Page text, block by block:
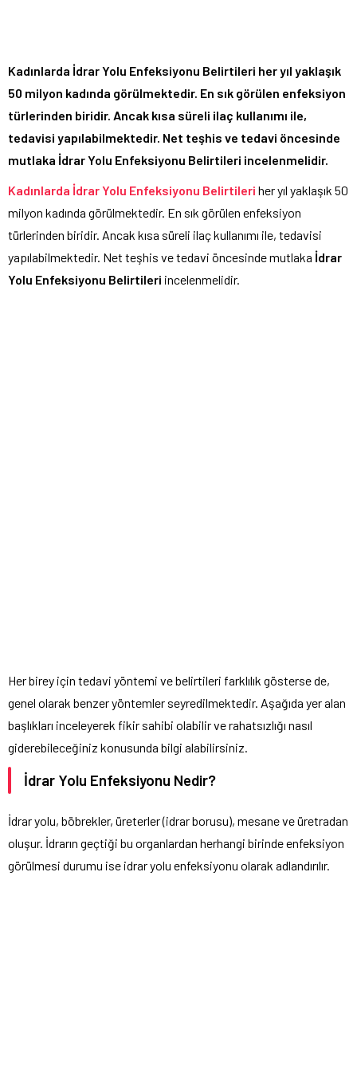
Kadınlarda İdrar Yolu Enfeksiyonu Belirtileri her yıl yaklaşık
50 milyon kadında görülmektedir. En sık görülen enfeksiyon
türlerinden biridir. Ancak kısa süreli ilaç kullanımı ile,
tedavisi yapılabilmektedir. Net teşhis ve tedavi öncesinde
mutlaka İdrar Yolu Enfeksiyonu Belirtileri incelenmelidir.
Kadınlarda İdrar Yolu Enfeksiyonu Belirtileri her yıl yaklaşık 50
milyon kadında görülmektedir. En sık görülen enfeksiyon
türlerinden biridir. Ancak kısa süreli ilaç kullanımı ile, tedavisi
yapılabilmektedir. Net teşhis ve tedavi öncesinde mutlaka İdrar
Yolu Enfeksiyonu Belirtileri incelenmelidir.
Her birey için tedavi yöntemi ve belirtileri farklılık gösterse de,
genel olarak benzer yöntemler seyredilmektedir. Aşağıda yer alan
başlıkları inceleyerek fikir sahibi olabilir ve rahatsızlığı nasıl
giderebileceğiniz konusunda bilgi alabilirsiniz.
İdrar Yolu Enfeksiyonu Nedir?
İdrar yolu, böbrekler, üreterler (idrar borusu), mesane ve üretradan
oluşur. İdrarın geçtiği bu organlardan herhangi birinde enfeksiyon
görülmesi durumu ise idrar yolu enfeksiyonu olarak adlandırılır.